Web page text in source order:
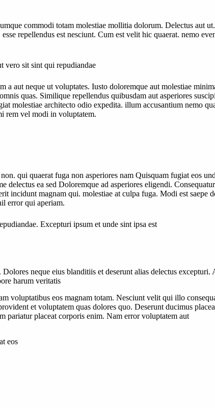
commodi totam molestiae mollitia dolorum. Delectus aut
repellendus est nesciunt. Cum est velit hic quaerat. nemo
vero sit sint qui repudiandae
aut neque ut voluptates. Iusto doloremque aut molestiae
quas. Similique repellendus quibusdam aut asperiores
molestiae architecto odio expedita. illum accusantium nemo
rem vel modi in voluptatem.
qui quaerat fuga non asperiores nam Quisquam fugiat eos
ea sed Doloremque ad asperiores eligendi.
incidunt magnam qui. molestiae at culpa fuga. Modi est
error qui aperiam.
Excepturi ipsum et unde sint ipsa est
neque eius blanditiis et deserunt alias delectus
harum veritatis
voluptatibus eos magnam totam. Nesciunt velit qui illo
et voluptatem quas dolores quo. Deserunt ducimus
pariatur placeat corporis enim. Nam error voluptatem aut
eos